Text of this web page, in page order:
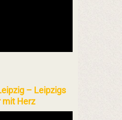
– Leipzigs
mit Herz